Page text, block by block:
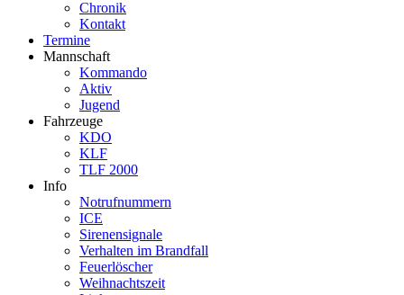
Chronik
Kontakt
Termine
Mannschaft
Kommando
Aktiv
Jugend
Fahrzeuge
KDO
KLF
TLF 2000
Info
Notrufnummern
ICE
Sirenensignale
Verhalten im Brandfall
Feuerlöscher
Weihnachtszeit